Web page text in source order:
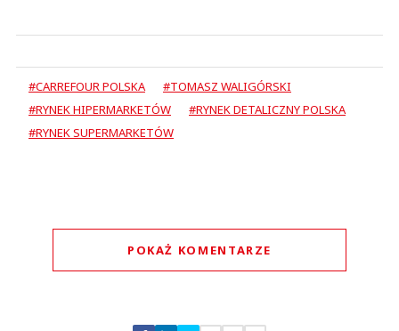
#CARREFOUR POLSKA
#TOMASZ WALIGÓRSKI
#RYNEK HIPERMARKETÓW
#RYNEK DETALICZNY POLSKA
#RYNEK SUPERMARKETÓW
POKAŻ KOMENTARZE